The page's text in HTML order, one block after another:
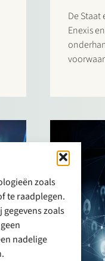
zoals
te raadplegen.
zoals
nadelige
De
Enexis